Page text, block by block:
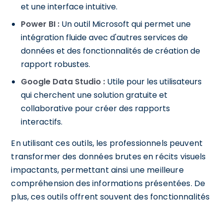
et une interface intuitive.
Power BI : Un outil Microsoft qui permet une
intégration fluide avec d'autres services de
données et des fonctionnalités de création de
rapport robustes.
Google Data Studio : Utile pour les utilisateurs
qui cherchent une solution gratuite et
collaborative pour créer des rapports
interactifs.
En utilisant ces outils, les professionnels peuvent
transformer des données brutes en récits visuels
impactants, permettant ainsi une meilleure
compréhension des informations présentées. De
plus, ces outils offrent souvent des fonctionnalités